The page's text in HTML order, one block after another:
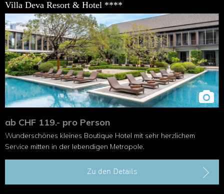
Villa Deva Resort & Hotel ****
ab CHF 119.- pro Person
Wunderschönes kleines Boutique Hotel mit sehr herzlichem
Service mitten in der lebendigen Metropole.
Zu den Details